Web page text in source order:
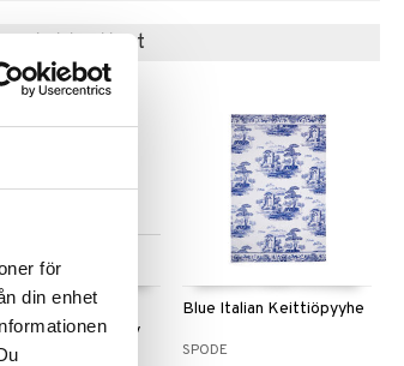
för
din enhet
tuotteet
vaihtoehtona
Kierrätetty
LINNEWÄFVERI
Blue Italian Keittiöpyyhe
SPODE